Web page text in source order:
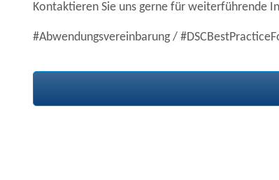
Kontaktieren Sie uns gerne für weiterführende
#Abwendungsvereinbarung /